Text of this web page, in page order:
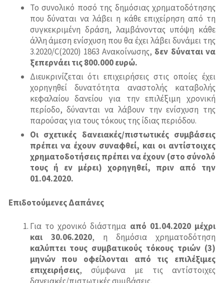
Σύστημα Οδικής Ασφάλειας (Road Traffic Safety)-
ISO 39001
Το συνολικό ποσό της δημόσιας χρηματοδότησης
που δύναται να λάβει η κάθε επιχείρηση από τη
συγκεκριμένη δράση, λαμβάνοντας υπόψη κάθε
άλλη άμεση ενίσχυση που θα έχει λάβει δυνάμει της
3.2020/C(2020) 1863 Ανακοίνωσης, δεν δύναται να
ξεπερνάει τις 800.000 ευρώ.
Διευκρινίζεται ότι επιχειρήσεις στις οποίες έχει
χορηγηθεί δυνατότητα αναστολής καταβολής
κεφαλαίου δανείου για την επιλέξιμη χρονική
περίοδο, δύνανται να λάβουν την ενίσχυση της
παρούσας για τους τόκους της ίδιας περιόδου.
Οι σχετικές δανειακές/πιστωτικές συμβάσεις
πρέπει να έχουν συναφθεί, και οι αντίστοιχες
χρηματοδοτήσεις πρέπει να έχουν (στο σύνολό
τους ή εν μέρει) χορηγηθεί, πριν από την
01.04.2020.
Επιδοτούμενες Δαπάνες
Για το χρονικό διάστημα από 01.04.2020 μέχρι
και 30.06.2020, η δημόσια χρηματοδότηση
καλύπτει τους συμβατικούς τόκους τριών (3)
μηνών που οφείλονται από τις επιλέξιμες
επιχειρήσεις, σύμφωνα με τις αντίστοιχες